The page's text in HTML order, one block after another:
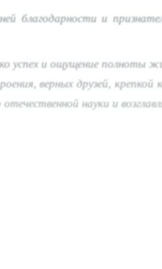
благодарности и
успех и ощущение полноты
верных друзей,
науки и